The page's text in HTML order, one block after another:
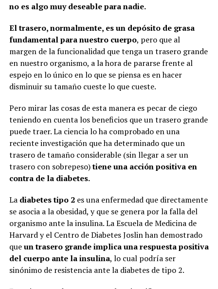
no es algo muy deseable para nadie.
El trasero, normalmente, es un depósito de grasa
fundamental para nuestro cuerpo, pero que al
margen de la funcionalidad que tenga un trasero grande
en nuestro organismo, a la hora de pararse frente al
espejo en lo único en lo que se piensa es en hacer
disminuir su tamaño cueste lo que cueste.
Pero mirar las cosas de esta manera es pecar de ciego
teniendo en cuenta los beneficios que un trasero grande
puede traer. La ciencia lo ha comprobado en una
reciente investigación que ha determinado que un
trasero de tamaño considerable (sin llegar a ser un
trasero con sobrepeso)tiene una acción positiva en
contra de la diabetes.
La diabetestipo 2 es una enfermedad que directamente
se asocia a la obesidad, y que se genera por la falla del
organismo ante la insulina. La Escuela de Medicina de
Harvard y el Centro deDiabetesJoslin han demostrado
queun trasero grande implica una respuesta positiva
del cuerpo ante la insulina, lo cual podría ser
sinónimo de resistencia ante la diabetesde tipo 2.